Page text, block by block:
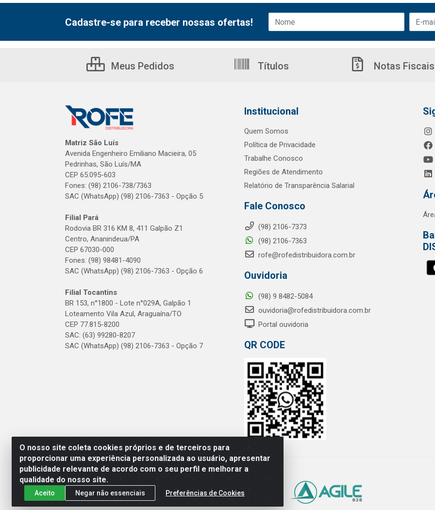
O nosso site coleta cookies próprios e de terceiros para
proporcionar uma experiência personalizada ao usuário, apresentar
publicidade relevante de acordo com o seu perfil e melhorar a
qualidade do nosso site.
Aceito Negar não essenciais Preferências de Cookies
Cadastre-se para receber nossas ofertas!
Meus Pedidos Títulos Notas Fiscais
Matriz São Luís
Avenida Engenheiro Emiliano Macieira, 05
Pedrinhas, São Luís/MA
CEP 65.095-603
Fones: (98) 2106-738/7363
SAC (WhatsApp) (98) 2106-7363 - Opção 5
Filial Pará
Rodovia BR 316 KM 8, 411 Galpão Z1
Centro, Ananindeua/PA
CEP 67030-000
Fones: (98) 98481-4090
SAC (WhatsApp) (98) 2106-7363 - Opção 6
Filial Tocantins
BR 153, n°1800 - Lote n°029A, Galpão 1
Loteamento Vila Azul, Araguaína/TO
CEP 77.815-8200
SAC: (63) 99280-8207
SAC (WhatsApp) (98) 2106-7363 - Opção 7
Institucional
Quem Somos
Política de Privacidade
Trabalhe Conosco
Regiões de Atendimento
Relatório de Transparência Salarial
Fale Conosco
(98) 2106-7373
(98) 2106-7363
rofe@rofedistribuidora.com.br
Ouvidoria
(98) 9 8482-5084
ouvidoria@rofedistribuidora.com.br
Portal ouvidoria
QR CODE